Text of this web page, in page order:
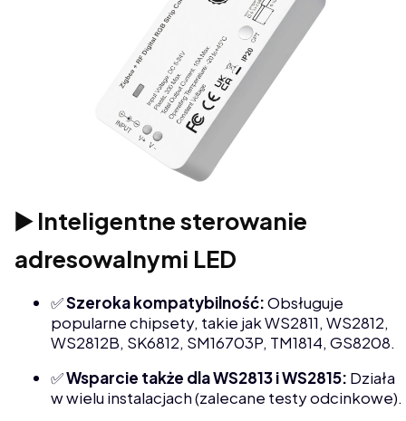
▶️ Inteligentne sterowanie
adresowalnymi LED
✅Szeroka kompatybilność:Obsługuje
popularne chipsety, takie jak WS2811, WS2812,
WS2812B, SK6812, SM16703P, TM1814, GS8208.
✅Wsparcie także dla WS2813 i WS2815: Działa
w wielu instalacjach (zalecane testy odcinkowe).